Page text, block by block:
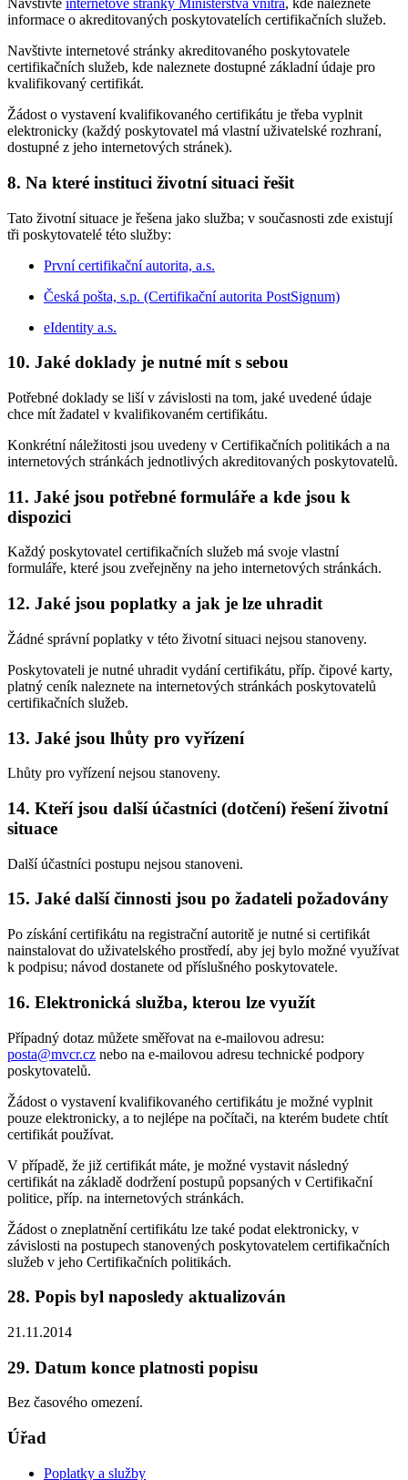
Navštivte internetové stránky Ministerstva vnitra, kde naleznete
informace o akreditovaných poskytovatelích certifikačních služeb.
Navštivte internetové stránky akreditovaného poskytovatele
certifikačních služeb, kde naleznete dostupné základní údaje pro
kvalifikovaný certifikát.
Žádost o vystavení kvalifikovaného certifikátu je třeba vyplnit
elektronicky (každý poskytovatel má vlastní uživatelské rozhraní,
dostupné z jeho internetových stránek).
8. Na které instituci životní situaci řešit
Tato životní situace je řešena jako služba; v současnosti zde existují
tři poskytovatelé této služby:
První certifikační autorita, a.s.
Česká pošta, s.p. (Certifikační autorita PostSignum)
eIdentity a.s.
10. Jaké doklady je nutné mít s sebou
Potřebné doklady se liší v závislosti na tom, jaké uvedené údaje
chce mít žadatel v kvalifikovaném certifikátu.
Konkrétní náležitosti jsou uvedeny v Certifikačních politikách a na
internetových stránkách jednotlivých akreditovaných poskytovatelů.
11. Jaké jsou potřebné formuláře a kde jsou k
dispozici
Každý poskytovatel certifikačních služeb má svoje vlastní
formuláře, které jsou zveřejněny na jeho internetových stránkách.
12. Jaké jsou poplatky a jak je lze uhradit
Žádné správní poplatky v této životní situaci nejsou stanoveny.
Poskytovateli je nutné uhradit vydání certifikátu, příp. čipové karty,
platný ceník naleznete na internetových stránkách poskytovatelů
certifikačních služeb.
13. Jaké jsou lhůty pro vyřízení
Lhůty pro vyřízení nejsou stanoveny.
14. Kteří jsou další účastníci (dotčení) řešení životní
situace
Další účastníci postupu nejsou stanoveni.
15. Jaké další činnosti jsou po žadateli požadovány
Po získání certifikátu na registrační autoritě je nutné si certifikát
nainstalovat do uživatelského prostředí, aby jej bylo možné využívat
k podpisu; návod dostanete od příslušného poskytovatele.
16. Elektronická služba, kterou lze využít
Případný dotaz můžete směřovat na e-mailovou adresu:
posta@mvcr.cz nebo na e-mailovou adresu technické podpory
poskytovatelů.
Žádost o vystavení kvalifikovaného certifikátu je možné vyplnit
pouze elektronicky, a to nejlépe na počítači, na kterém budete chtít
certifikát používat.
V případě, že již certifikát máte, je možné vystavit následný
certifikát na základě dodržení postupů popsaných v Certifikační
politice, příp. na internetových stránkách.
Žádost o zneplatnění certifikátu lze také podat elektronicky, v
závislosti na postupech stanovených poskytovatelem certifikačních
služeb v jeho Certifikačních politikách.
28. Popis byl naposledy aktualizován
21.11.2014
29. Datum konce platnosti popisu
Bez časového omezení.
Úřad
Poplatky a služby